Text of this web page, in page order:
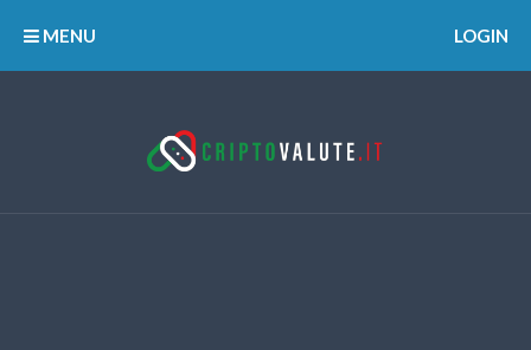
MENU LOGIN